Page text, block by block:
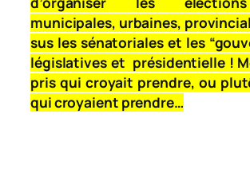
municipales, urbaines,
sus les sénatoriales et les
législatives et présidentielle !
pris qui croyait prendre, ou
qui croyaient prendre…